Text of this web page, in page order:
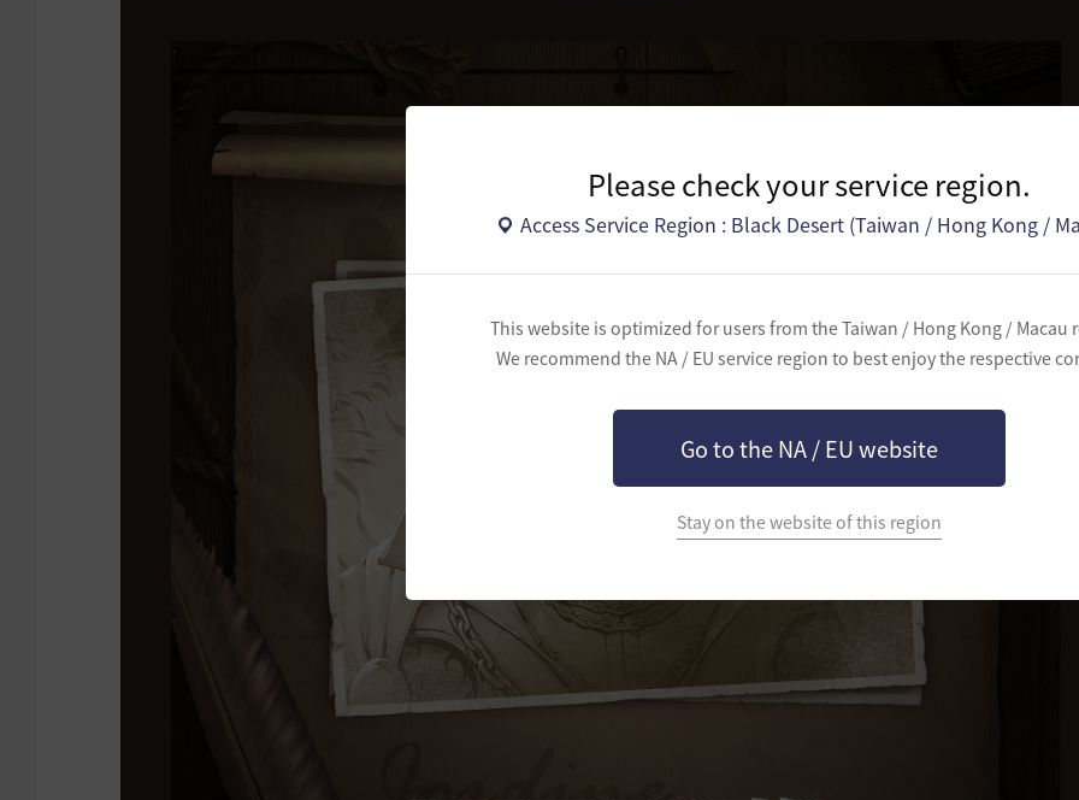
Please check your service region.
Access Service Region : Black Desert (Taiwan / Hong Kong /
This website is optimized for users from the Taiwan / Hong Kong / Macau
We recommend the NA / EU service region to best enjoy the respective
Go to the NA / EU website
Stay on the website of this region